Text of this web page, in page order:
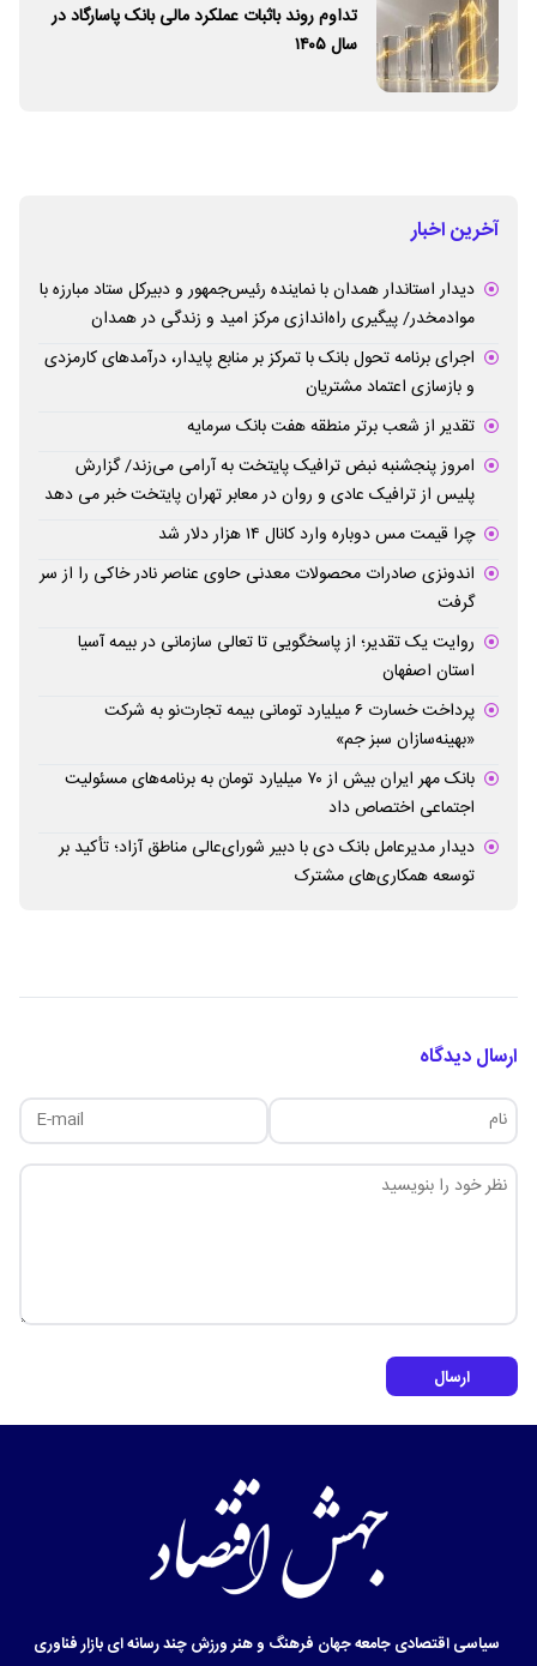
تداوم روند باثبات عملکرد مالی بانک پاسارگاد در
سال ۱۴۰۵
آخرین اخبار
دیدار استاندار همدان با نماینده رئیس‌جمهور و دبیرکل ستاد مبارزه با
موادمخدر/ پیگیری راه‌اندازی مرکز امید و زندگی در همدان
اجرای برنامه تحول بانک با تمرکز بر منابع پایدار، درآمدهای کارمزدی
و بازسازی اعتماد مشتریان
تقدیر از شعب برتر منطقه هفت بانک سرمایه
امروز پنجشنبه نبض ترافیک پایتخت به آرامی می‌زند/ گزارش
پلیس از ترافیک عادی و روان در معابر تهران پایتخت خبر می دهد
چرا قیمت مس دوباره وارد کانال ۱۴ هزار دلار شد
اندونزی صادرات محصولات معدنی حاوی عناصر نادر خاکی را از سر
گرفت
روایت یک تقدیر؛ از پاسخگویی تا تعالی سازمانی در بیمه آسیا
استان اصفهان
پرداخت خسارت ۶ میلیارد تومانی بیمه تجارت‌نو به شرکت
«بهینه‌سازان سبز جم»
بانک مهر ایران بیش از ۷۰ میلیارد تومان به برنامه‌های مسئولیت
اجتماعی اختصاص داد
دیدار مدیرعامل بانک دی با دبیر شورای‌عالی مناطق آزاد؛ تأکید بر
توسعه همکاری‌های مشترک
ارسال دیدگاه
ارسال
سیاسیاقتصادیجامعهجهان فرهنگ و هنرورزشچند رسانه ایبازارفناوری